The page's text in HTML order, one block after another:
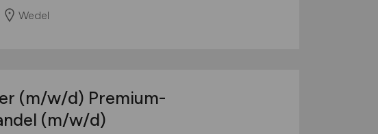
Wedel
(m/w/d) Premium-
(m/w/d)